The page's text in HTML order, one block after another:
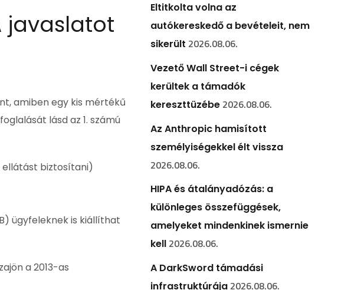
javaslatot
amiben egy kis mértékű
lásd az 1. számú
ellátást biztosítani)
ügyfeleknek is kiállíthat
a 2013-as
Eltitkolta volna az
autókereskedő a bevételeit, nem
sikerült 2026.08.06.
Vezető Wall Street-i cégek
kerültek a támadók
kereszttüzébe 2026.08.06.
Az Anthropic hamisított
személyiségekkel élt vissza
2026.08.06.
HIPA és átalányadózás: a
különleges összefüggések,
amelyeket mindenkinek ismernie
kell 2026.08.06.
A DarkSword támadási
infrastruktúrája 2026.08.06.